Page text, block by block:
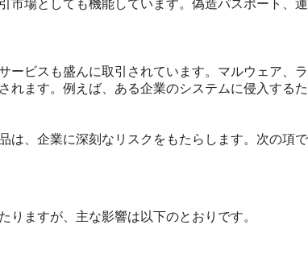
市場としても機能しています。偽造パスポート、
ービスも盛んに取引されています。マルウェア、
れます。例えば、ある企業のシステムに侵入する
は、企業に深刻なリスクをもたらします。次の項
りますが、主な影響は以下のとおりです。